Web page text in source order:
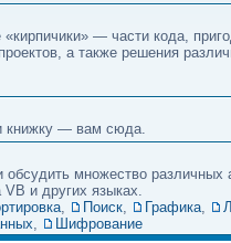
— части кода,
а также решения
книжку — вам сюда.
множество различных
VB и других языках.
, Поиск, Графика,
, Шифрование